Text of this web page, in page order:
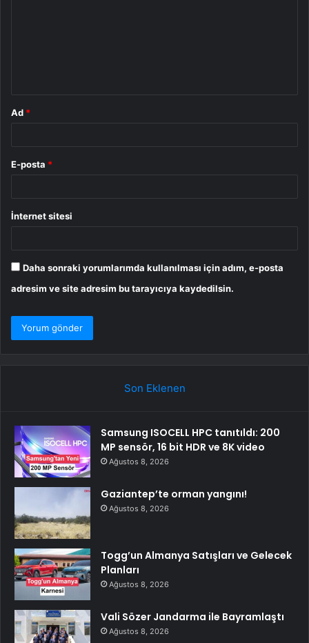
Ad *
E-posta *
İnternet sitesi
Daha sonraki yorumlarımda kullanılması için adım, e-posta
adresim ve site adresim bu tarayıcıya kaydedilsin.
Son Eklenen
Samsung ISOCELL HPC tanıtıldı: 200
MP sensör, 16 bit HDR ve 8K video
Ağustos 8, 2026
Gaziantep’te orman yangını!
Ağustos 8, 2026
Togg’un Almanya Satışları ve Gelecek
Planları
Ağustos 8, 2026
Vali Sözer Jandarma ile Bayramlaştı
Ağustos 8, 2026